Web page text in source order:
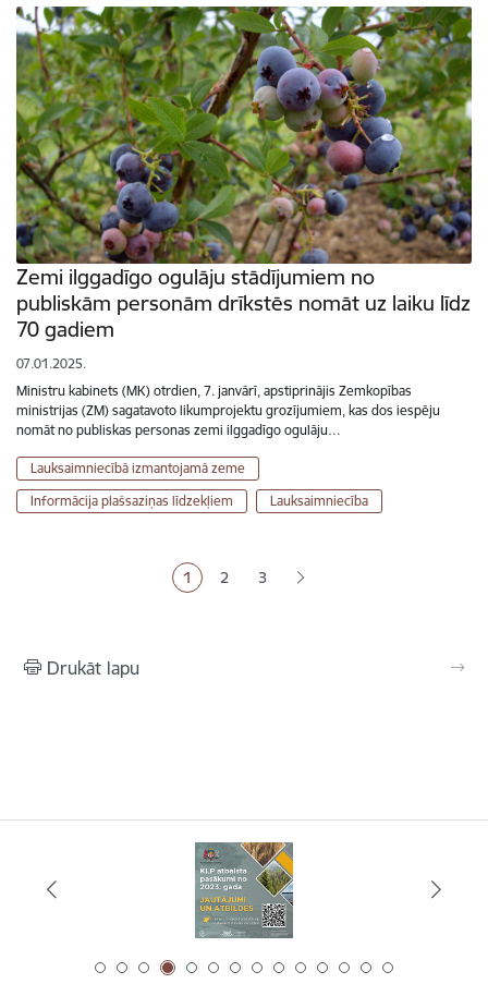
Zemi ilggadīgo ogulāju stādījumiem no
publiskām personām drīkstēs nomāt uz laiku līdz
70 gadiem
07.01.2025.
Ministru kabinets (MK) otrdien, 7. janvārī, apstiprinājis Zemkopības
ministrijas (ZM) sagatavoto likumprojektu grozījumiem, kas dos iespēju
nomāt no publiskas personas zemi ilggadīgo ogulāju…
Lauksaimniecībā izmantojamā zeme
Informācija plašsaziņas līdzekļiem
Lauksaimniecība
Pašreizējā lapa
1 Lapa
2 Lapa
3
Drukāt lapu